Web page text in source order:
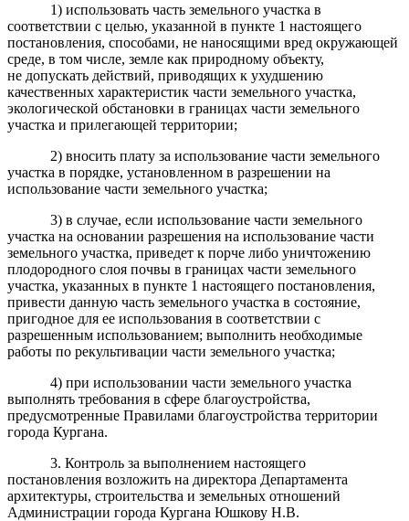
1) использовать часть земельного участка в
соответствии с целью, указанной в пункте 1 настоящего
постановления, способами, не наносящими вред окружающей
среде, в том числе, земле как природному объекту,
не допускать действий, приводящих к ухудшению
качественных характеристик части земельного участка,
экологической обстановки в границах части земельного
участка и прилегающей территории;
2) вносить плату за использование части земельного
участка в порядке, установленном в разрешении на
использование части земельного участка;
3) в случае, если использование части земельного
участка на основании разрешения на использование части
земельного участка, приведет к порче либо уничтожению
плодородного слоя почвы в границах части земельного
участка, указанных в пункте 1 настоящего постановления,
привести данную часть земельного участка в состояние,
пригодное для ее использования в соответствии с
разрешенным использованием; выполнить необходимые
работы по рекультивации части земельного участка;
4) при использовании части земельного участка
выполнять требования в сфере благоустройства,
предусмотренные Правилами благоустройства территории
города Кургана.
3. Контроль за выполнением настоящего
постановления возложить на директора Департамента
архитектуры, строительства и земельных отношений
Администрации города Кургана Юшкову Н.В.